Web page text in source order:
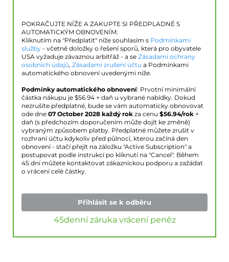
POKRAČUJTE NÍŽE A ZAKUPTE SI PŘEDPLADNÉ S
AUTOMATICKÝM OBNOVENÍM.
Kliknutím na "Předplatit" níže souhlasím s Podmínkami
služby - včetně doložky o řešení sporů, která pro obyvatele
USA vyžaduje závaznou arbitřáž - a se Zásadami ochrany
osobních údajů, Zásadami zrušení účtu a Podmínkami
automatického obnovení uvedenými níže.
Podmínky automatického obnovení: Prvotní minimální
částka nákupu je $56.94 + daň u vybrané nabídky. Dokud
nezrušíte předplatné, bude se vám automaticky obnovovat
ode dne 07 October 2028 každý rok za cenu $56.94/rok +
daň (s předchozím doporučením může dojít ke změně)
vybraným způsobem platby. Předplatné můžete zrušit v
rozhraní účtu kdykoliv před půlnocí, kterou začíná den
obnovení - stačí přejít na záložku "Active Subscription" a
postupovat podle instrukcí po kliknutí na "Cancel". Během
45 dní můžete kontaktovat zákaznickou podporu a zažádat
o vrácení celé částky.
Přihlásit se k odběru
45denní záruka vrácení peněz